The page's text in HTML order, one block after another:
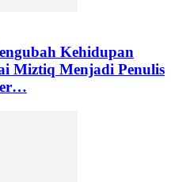
Kehidupan
Miztiq Menjadi Penulis